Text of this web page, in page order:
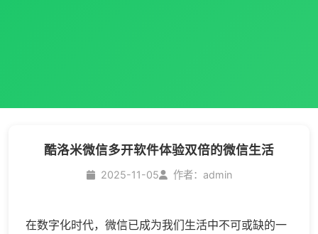
酷洛米微信多开软件体验双倍的微信生活
2025-11-05 作者：admin
在数字化时代，微信已成为我们生活中不可或缺的一